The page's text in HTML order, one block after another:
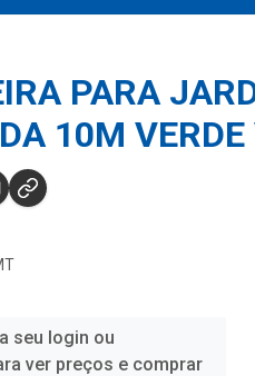
PARA
10M VERDE
seu login ou
ver preços e comprar